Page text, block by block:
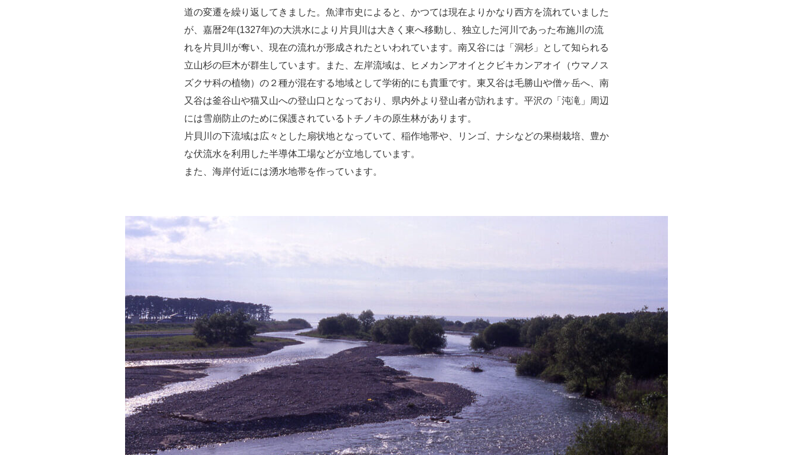
道の変遷を繰り返してきました。魚津市史によると、かつては現在よりかなり西方を流れていました
が、嘉暦2年(1327年)の大洪水により片貝川は大きく東へ移動し、独立した河川であった布施川の流
れを片貝川が奪い、現在の流れが形成されたといわれています。南又谷には「洞杉」として知られる
立山杉の巨木が群生しています。また、左岸流域は、ヒメカンアオイとクビキカンアオイ（ウマノス
ズクサ科の植物）の２種が混在する地域として学術的にも貴重です。東又谷は毛勝山や僧ヶ岳へ、南
又谷は釜谷山や猫又山への登山口となっており、県内外より登山者が訪れます。平沢の「沌滝」周辺
には雪崩防止のために保護されているトチノキの原生林があります。
片貝川の下流域は広々とした扇状地となっていて、稲作地帯や、リンゴ、ナシなどの果樹栽培、豊か
な伏流水を利用した半導体工場などが立地しています。
また、海岸付近には湧水地帯を作っています。